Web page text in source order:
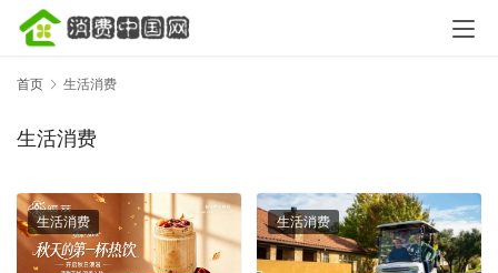
首页 生活消费
生活消费
生活消费 生活消费